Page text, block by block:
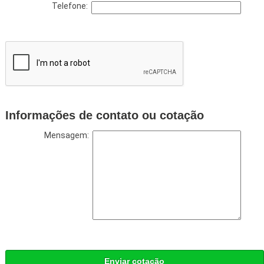
Telefone:
Informações de contato ou cotação
Mensagem:
Enviar cotação